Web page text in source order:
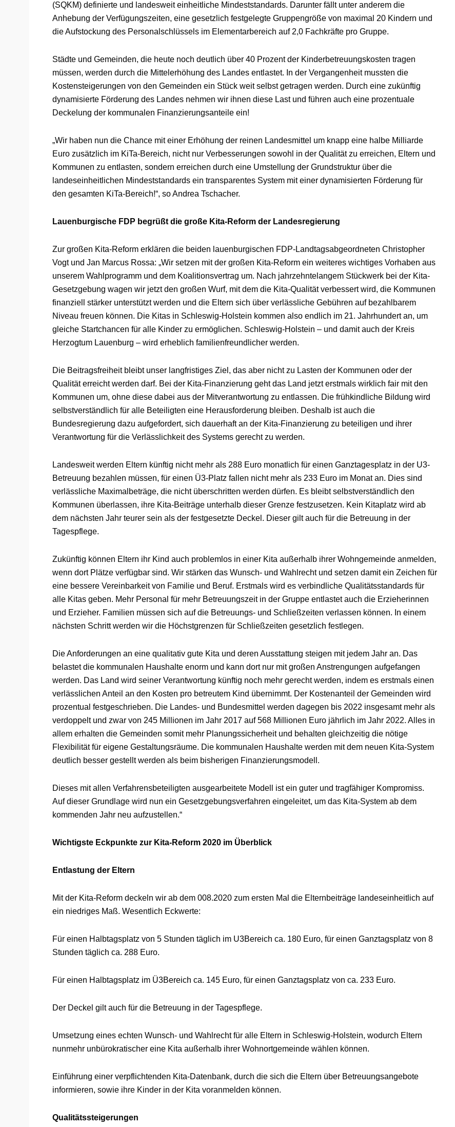
(SQKM) definierte und landesweit einheitliche Mindeststandards. Darunter fällt unter anderem die
Anhebung der Verfügungszeiten, eine gesetzlich festgelegte Gruppengröße von maximal 20 Kindern und
die Aufstockung des Personalschlüssels im Elementarbereich auf 2,0 Fachkräfte pro Gruppe.
Städte und Gemeinden, die heute noch deutlich über 40 Prozent der Kinderbetreuungskosten tragen
müssen, werden durch die Mittelerhöhung des Landes entlastet. In der Vergangenheit mussten die
Kostensteigerungen von den Gemeinden ein Stück weit selbst getragen werden. Durch eine zukünftig
dynamisierte Förderung des Landes nehmen wir ihnen diese Last und führen auch eine prozentuale
Deckelung der kommunalen Finanzierungsanteile ein!
„Wir haben nun die Chance mit einer Erhöhung der reinen Landesmittel um knapp eine halbe Milliarde
Euro zusätzlich im KiTa-Bereich, nicht nur Verbesserungen sowohl in der Qualität zu erreichen, Eltern und
Kommunen zu entlasten, sondern erreichen durch eine Umstellung der Grundstruktur über die
landeseinheitlichen Mindeststandards ein transparentes System mit einer dynamisierten Förderung für
den gesamten KiTa-Bereich!“, so Andrea Tschacher.
Lauenburgische FDP begrüßt die große Kita-Reform der Landesregierung
Zur großen Kita-Reform erklären die beiden lauenburgischen FDP-Landtagsabgeordneten Christopher
Vogt und Jan Marcus Rossa: „Wir setzen mit der großen Kita-Reform ein weiteres wichtiges Vorhaben aus
unserem Wahlprogramm und dem Koalitionsvertrag um. Nach jahrzehntelangem Stückwerk bei der Kita-
Gesetzgebung wagen wir jetzt den großen Wurf, mit dem die Kita-Qualität verbessert wird, die Kommunen
finanziell stärker unterstützt werden und die Eltern sich über verlässliche Gebühren auf bezahlbarem
Niveau freuen können. Die Kitas in Schleswig-Holstein kommen also endlich im 21. Jahrhundert an, um
gleiche Startchancen für alle Kinder zu ermöglichen. Schleswig-Holstein – und damit auch der Kreis
Herzogtum Lauenburg – wird erheblich familienfreundlicher werden.
Die Beitragsfreiheit bleibt unser langfristiges Ziel, das aber nicht zu Lasten der Kommunen oder der
Qualität erreicht werden darf. Bei der Kita-Finanzierung geht das Land jetzt erstmals wirklich fair mit den
Kommunen um, ohne diese dabei aus der Mitverantwortung zu entlassen. Die frühkindliche Bildung wird
selbstverständlich für alle Beteiligten eine Herausforderung bleiben. Deshalb ist auch die
Bundesregierung dazu aufgefordert, sich dauerhaft an der Kita-Finanzierung zu beteiligen und ihrer
Verantwortung für die Verlässlichkeit des Systems gerecht zu werden.
Landesweit werden Eltern künftig nicht mehr als 288 Euro monatlich für einen Ganztagesplatz in der U3-
Betreuung bezahlen müssen, für einen Ü3-Platz fallen nicht mehr als 233 Euro im Monat an. Dies sind
verlässliche Maximalbeträge, die nicht überschritten werden dürfen. Es bleibt selbstverständlich den
Kommunen überlassen, ihre Kita-Beiträge unterhalb dieser Grenze festzusetzen. Kein Kitaplatz wird ab
dem nächsten Jahr teurer sein als der festgesetzte Deckel. Dieser gilt auch für die Betreuung in der
Tagespflege.
Zukünftig können Eltern ihr Kind auch problemlos in einer Kita außerhalb ihrer Wohngemeinde anmelden,
wenn dort Plätze verfügbar sind. Wir stärken das Wunsch- und Wahlrecht und setzen damit ein Zeichen für
eine bessere Vereinbarkeit von Familie und Beruf. Erstmals wird es verbindliche Qualitätsstandards für
alle Kitas geben. Mehr Personal für mehr Betreuungszeit in der Gruppe entlastet auch die Erzieherinnen
und Erzieher. Familien müssen sich auf die Betreuungs- und Schließzeiten verlassen können. In einem
nächsten Schritt werden wir die Höchstgrenzen für Schließzeiten gesetzlich festlegen.
Die Anforderungen an eine qualitativ gute Kita und deren Ausstattung steigen mit jedem Jahr an. Das
belastet die kommunalen Haushalte enorm und kann dort nur mit großen Anstrengungen aufgefangen
werden. Das Land wird seiner Verantwortung künftig noch mehr gerecht werden, indem es erstmals einen
verlässlichen Anteil an den Kosten pro betreutem Kind übernimmt. Der Kostenanteil der Gemeinden wird
prozentual festgeschrieben. Die Landes- und Bundesmittel werden dagegen bis 2022 insgesamt mehr als
verdoppelt und zwar von 245 Millionen im Jahr 2017 auf 568 Millionen Euro jährlich im Jahr 2022. Alles in
allem erhalten die Gemeinden somit mehr Planungssicherheit und behalten gleichzeitig die nötige
Flexibilität für eigene Gestaltungsräume. Die kommunalen Haushalte werden mit dem neuen Kita-System
deutlich besser gestellt werden als beim bisherigen Finanzierungsmodell.
Dieses mit allen Verfahrensbeteiligten ausgearbeitete Modell ist ein guter und tragfähiger Kompromiss.
Auf dieser Grundlage wird nun ein Gesetzgebungsverfahren eingeleitet, um das Kita-System ab dem
kommenden Jahr neu aufzustellen.“
Wichtigste Eckpunkte zur Kita-Reform 2020 im Überblick
Entlastung der Eltern
Mit der Kita-Reform deckeln wir ab dem 008.2020 zum ersten Mal die Elternbeiträge landeseinheitlich auf
ein niedriges Maß. Wesentlich Eckwerte:
Für einen Halbtagsplatz von 5 Stunden täglich im U3Bereich ca. 180 Euro, für einen Ganztagsplatz von 8
Stunden täglich ca. 288 Euro.
Für einen Halbtagsplatz im Ü3Bereich ca. 145 Euro, für einen Ganztagsplatz von ca. 233 Euro.
Der Deckel gilt auch für die Betreuung in der Tagespflege.
Umsetzung eines echten Wunsch- und Wahlrecht für alle Eltern in Schleswig-Holstein, wodurch Eltern
nunmehr unbürokratischer eine Kita außerhalb ihrer Wohnortgemeinde wählen können.
Einführung einer verpflichtenden Kita-Datenbank, durch die sich die Eltern über Betreuungsangebote
informieren, sowie ihre Kinder in der Kita voranmelden können.
Qualitätssteigerungen